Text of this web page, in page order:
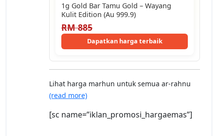
1g Gold Bar Tamu Gold – Wayang
Kulit Edition (Au 999.9)
RM 885
Dapatkan harga terbaik
Lihat harga marhun untuk semua ar-rahnu
(read more)
[sc name=”iklan_promosi_hargaemas”]